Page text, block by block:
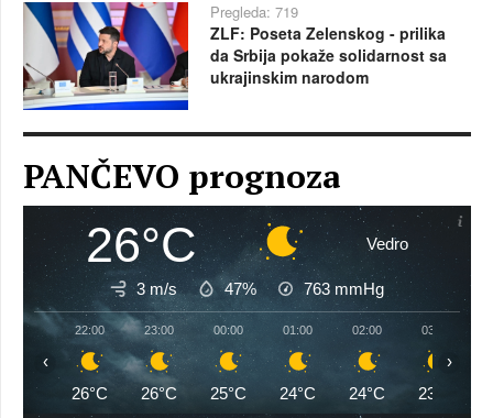
Pregleda: 719
ZLF: Poseta Zelenskog - prilika
da Srbija pokaže solidarnost sa
ukrajinskim narodom
PANČEVO prognoza
26°C Vedro
3 m/s 47% 763 mmHg
22:00
26°C
23:00
26°C
00:00
25°C
01:00
24°C
02:00
24°C
03:00
23°C
‹ ›